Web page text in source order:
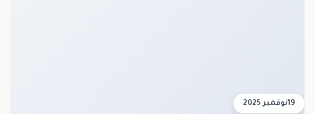
19نوفمبر 2025